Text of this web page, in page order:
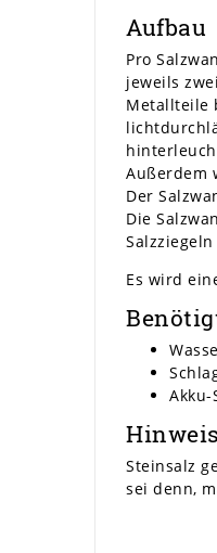
Aufbau
Pro
jeweils
Metallteile
Außerdem
Der
Die
Es wird
Hinweis
Steinsalz
sei denn,